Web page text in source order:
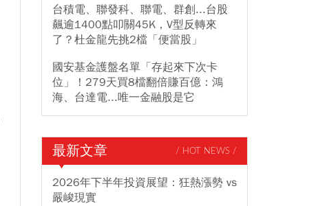
台積電、聯發科、聯電、群創...台股
飆逾1400點叩關45K，V型反轉來
了？杜金龍先挑2檔「便當股」
國安基金護盤名單「存起來下次卡
位」！279天買8檔翻倍賺百億：鴻
海、台達電...唯一金融股是它
最新文章 / HOT NEWS /
2026年下半年投資展望：狂熱漲勢 vs
嚴峻現實